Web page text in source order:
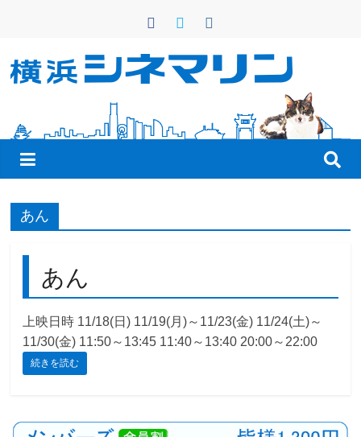
ン
横
浜
シ
ネ
マ
リ
ン
い
あん
あん
上映日時 11/18(日) 11/19(月)～11/23(金) 11/24(土)～
11/30(金) 11:50～13:45 11:40～13:40 20:00～22:00
続きを読む